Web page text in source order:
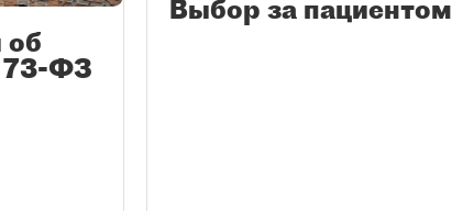
об
73-ФЗ
Выбор за пациентом